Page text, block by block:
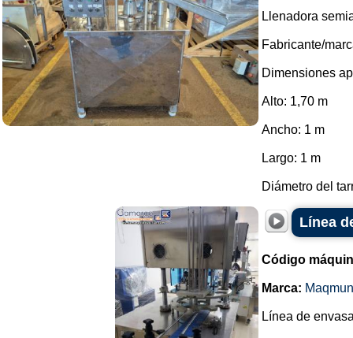
Llenadora
Fabricante/
Dimensiones
Alto: 1,70 m
Ancho: 1 m
Largo: 1 m
Diámetro del
Línea
Código
Marca:
Línea de